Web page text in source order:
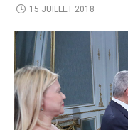
15 JUILLET 2018